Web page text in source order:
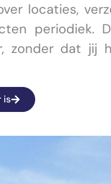
locaties,
periodiek.
zonder dat jij
is